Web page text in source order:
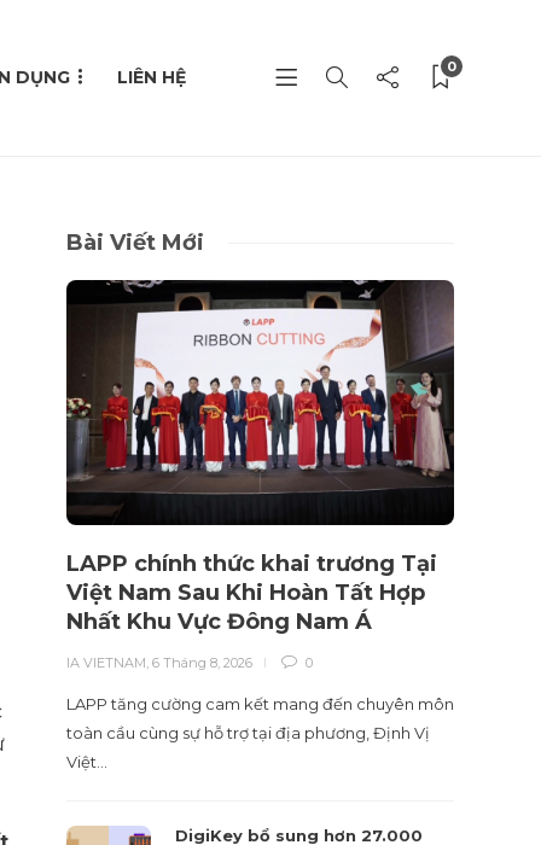
DỤNG LIÊN HỆ 0
Bài Viết Mới
LAPP chính thức khai trương Tại
Việt Nam Sau Khi Hoàn Tất Hợp
Nhất Khu Vực Đông Nam Á
IA VIETNAM ,6 Tháng 8, 2026 0
LAPP tăng cường cam kết mang đến chuyên môn
toàn cầu cùng sự hỗ trợ tại địa phương, Định Vị
Việt…
DigiKey bổ sung hơn 27.000